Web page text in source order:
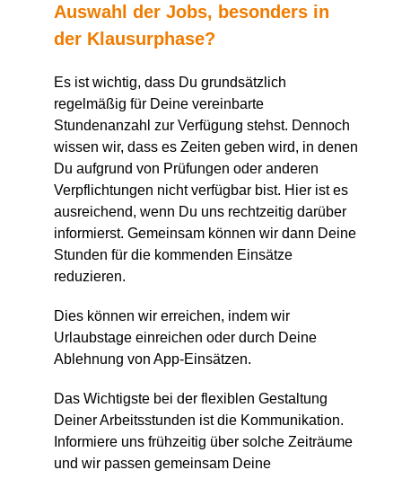
Auswahl der Jobs, besonders in
der Klausurphase?
Es ist wichtig, dass Du grundsätzlich
regelmäßig für Deine vereinbarte
Stundenanzahl zur Verfügung stehst. Dennoch
wissen wir, dass es Zeiten geben wird, in denen
Du aufgrund von Prüfungen oder anderen
Verpflichtungen nicht verfügbar bist. Hier ist es
ausreichend, wenn Du uns rechtzeitig darüber
informierst. Gemeinsam können wir dann Deine
Stunden für die kommenden Einsätze
reduzieren.
Dies können wir erreichen, indem wir
Urlaubstage einreichen oder durch Deine
Ablehnung von App-Einsätzen.
Das Wichtigste bei der flexiblen Gestaltung
Deiner Arbeitsstunden ist die Kommunikation.
Informiere uns frühzeitig über solche Zeiträume
und wir passen gemeinsam Deine